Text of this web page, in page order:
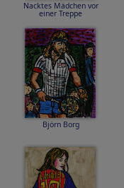
Nacktes Mädchen vor
einer Treppe
Björn Borg